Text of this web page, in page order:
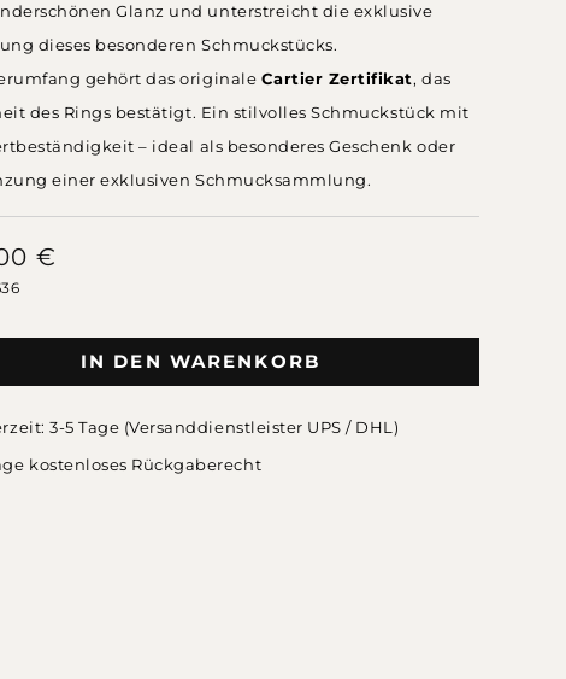
Glanz und unterstreicht die exklusive
dieses besonderen Schmuckstücks.
gehört das originale Cartier Zertifikat, das
des Rings bestätigt. Ein stilvolles Schmuckstück mit
– ideal als besonderes Geschenk oder
einer exklusiven Schmucksammlung.
€
IN DEN WARENKORB
3-5 Tage (Versanddienstleister UPS / DHL)
kostenloses Rückgaberecht